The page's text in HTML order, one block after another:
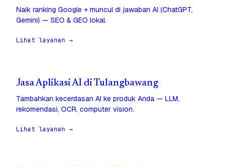
Naik ranking Google + muncul di jawaban AI (ChatGPT,
Gemini) — SEO & GEO lokal.
Lihat layanan →
Jasa Aplikasi AI di Tulangbawang
Tambahkan kecerdasan AI ke produk Anda — LLM,
rekomendasi, OCR, computer vision.
Lihat layanan →